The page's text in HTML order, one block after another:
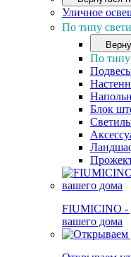
Уличное
По типу
По типу
Блок
FIUMICINO -
вашего дома